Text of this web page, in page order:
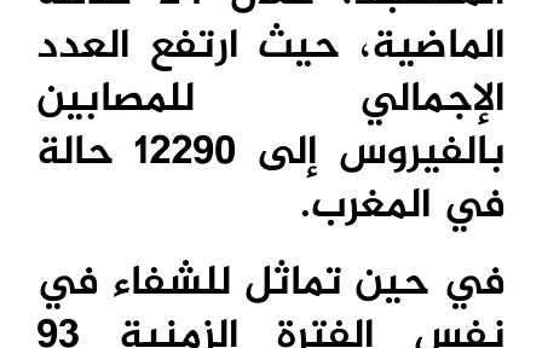
الماضية، حيث ارتفع العدد
الإجمالي للمصابين
بالفيروس إلى 12290 حالة
في المغرب.
في حين تماثل للشفاء في